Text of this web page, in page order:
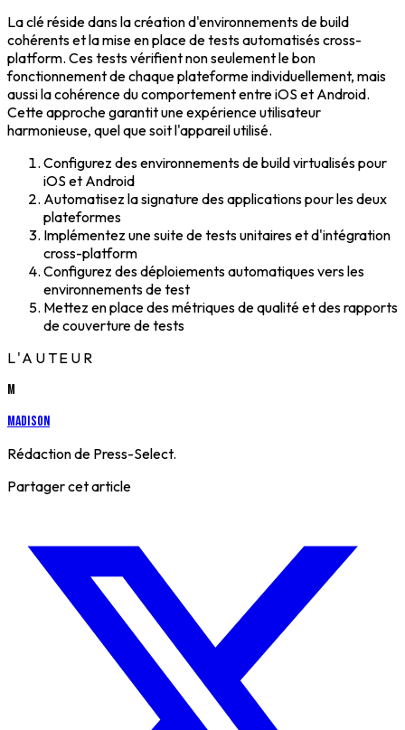
La clé réside dans la création d'environnements de build
cohérents et la mise en place de tests automatisés cross-
platform. Ces tests vérifient non seulement le bon
fonctionnement de chaque plateforme individuellement, mais
aussi la cohérence du comportement entre iOS et Android.
Cette approche garantit une expérience utilisateur
harmonieuse, quel que soit l'appareil utilisé.
Configurez des environnements de build virtualisés pour
iOS et Android
Automatisez la signature des applications pour les deux
plateformes
Implémentez une suite de tests unitaires et d'intégration
cross-platform
Configurez des déploiements automatiques vers les
environnements de test
Mettez en place des métriques de qualité et des rapports
de couverture de tests
L'AUTEUR
M
Madison
Rédaction de Press-Select.
Partager cet article